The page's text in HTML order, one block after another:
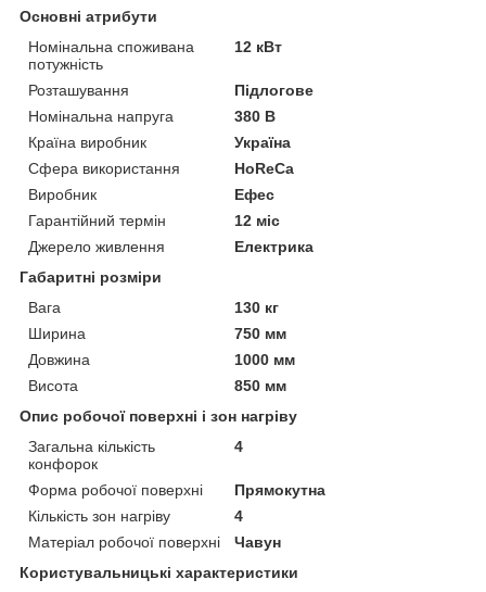
Основні атрибути
Номінальна споживана
потужність
12 кВт
Розташування
Підлогове
Номінальна напруга
380 В
Країна виробник
Україна
Сфера використання
HoReCa
Виробник
Ефес
Гарантійний термін
12 міс
Джерело живлення
Електрика
Габаритні розміри
Вага
130 кг
Ширина
750 мм
Довжина
1000 мм
Висота
850 мм
Опис робочої поверхні і зон нагріву
Загальна кількість
конфорок
4
Форма робочої поверхні
Прямокутна
Кількість зон нагріву
4
Матеріал робочої поверхні
Чавун
Користувальницькі характеристики